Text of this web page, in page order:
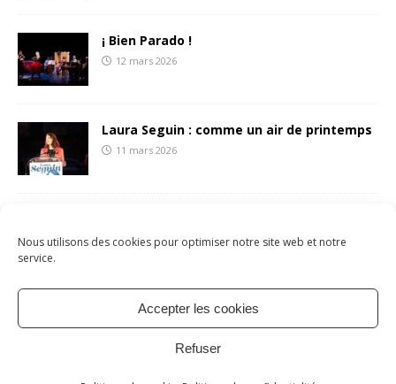
Nous utilisons des cookies pour optimiser notre site web et notre
service.
Accepter les cookies
Refuser
¡ Bien Parado !
12 mars 2026
Laura Seguin : comme un air de printemps
11 mars 2026
sétois.es
Politique de cookies